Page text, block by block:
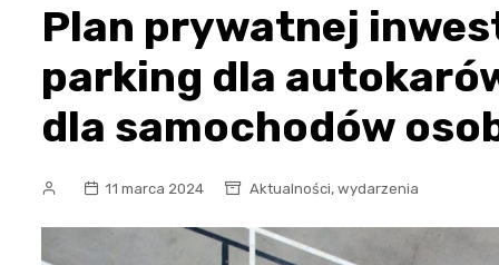
Plan prywatnej
parking dla
dla samochodów
11 marca 2024 Aktualności, wydarzenia